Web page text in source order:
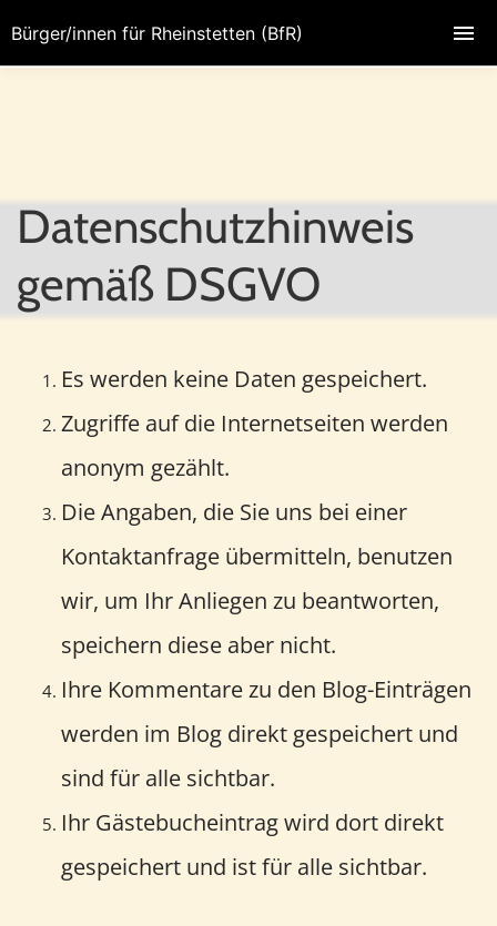
Datenschutzhinweis
gemäß DSGVO
Es werden keine Daten gespeichert.
Zugriffe auf die Internetseiten werden
anonym gezählt.
Die Angaben, die Sie uns bei einer
Kontaktanfrage übermitteln, benutzen
wir, um Ihr Anliegen zu beantworten,
speichern diese aber nicht.
Ihre Kommentare zu den Blog-Einträgen
werden im Blog direkt gespeichert und
sind für alle sichtbar.
Ihr Gästebucheintrag wird dort direkt
gespeichert und ist für alle sichtbar.
Bürger/innen für Rheinstetten (BfR)